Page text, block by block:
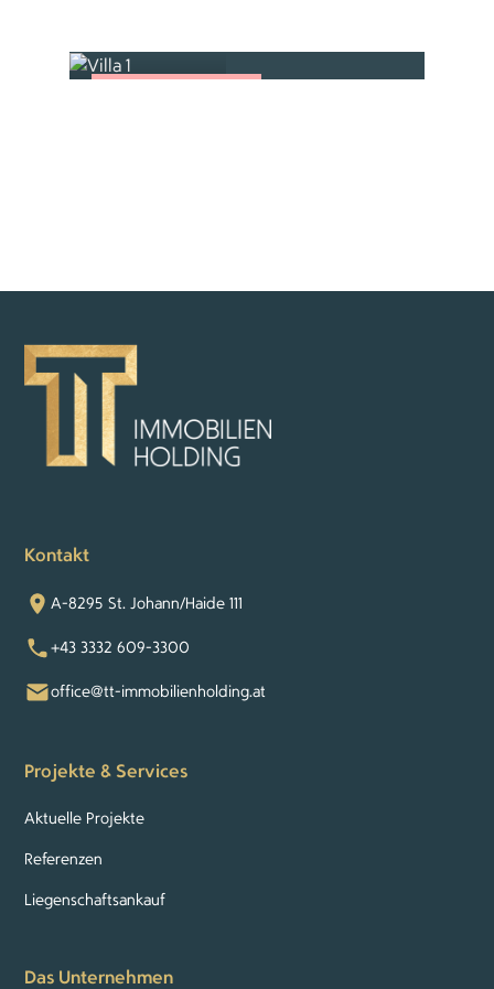
Kontakt
A-8295 St. Johann/Haide 111
+43 3332 609-3300
office@tt-immobilienholding.at
Projekte & Services
Aktuelle Projekte
Referenzen
Liegenschaftsankauf
Das Unternehmen